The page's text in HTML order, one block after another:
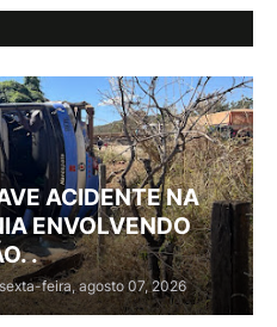
ACIDENTE NA
ENVOLVENDO
.
sexta-feira, agosto 07, 2026